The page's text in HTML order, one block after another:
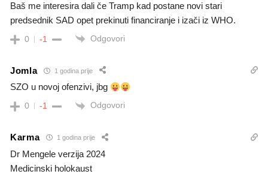
Baš me interesira dali če Tramp kad postane novi stari
predsednik SAD opet prekinuti financiranje i izači iz WHO.
0 -1 Odgovori
Jomla 1 godina prije
SZO u novoj ofenzivi, jbg
0 -1 Odgovori
Karma 1 godina prije
Dr Mengele verzija 2024
Medicinski holokaust